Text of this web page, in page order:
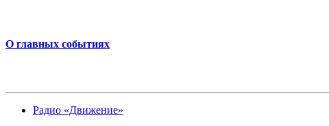
О главных событиях
Радио «Движение»